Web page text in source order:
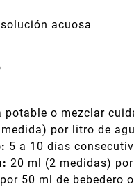
acuosa
potable o mezclar
por litro de
5 a 10 días
20 ml (2 medidas)
50 ml de bebedero